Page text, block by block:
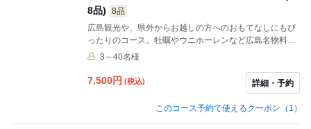
8品)
8品
広島観光や、県外からお越しの方へのおもてなしにもぴ
ったりのコース。牡蠣やウニホーレンなど広島名物料理
3～40名様
7,500円 (税込) 詳細・予約
このコース予約で使えるクーポン（1）